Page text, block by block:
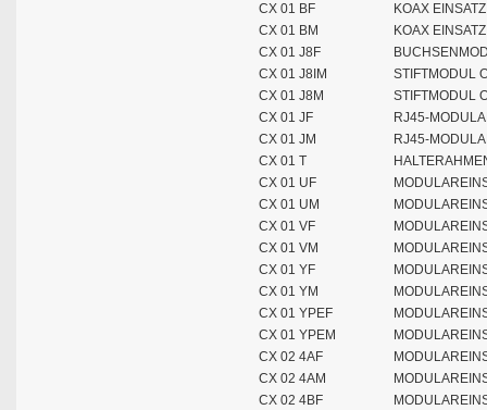
CX 01 BF
KOAX
CX 01 BM
KOAX
CX 01 J8F
CX 01 J8IM
STIFTMODUL
CX 01 J8M
STIFTMODUL
CX 01 JF
RJ45-
CX 01 JM
RJ45-
CX 01 T
CX 01 UF
CX 01 UM
CX 01 VF
CX 01 VM
CX 01 YF
CX 01 YM
CX 01 YPEF
CX 01 YPEM
CX 02 4AF
CX 02 4AM
CX 02 4BF